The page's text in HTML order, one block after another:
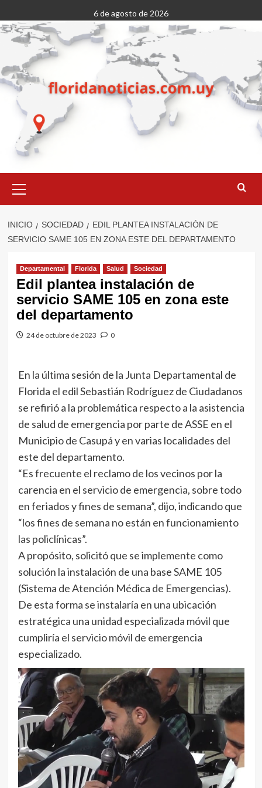
al
contenido
6 de agosto de 2026
primario
INICIO SOCIEDAD
EDIL PLANTEA INSTALACIÓN DE
SERVICIO SAME 105 EN ZONA ESTE DEL DEPARTAMENTO
Departamental Florida Salud Sociedad
Edil plantea instalación de
servicio SAME 105 en zona este
del departamento
24 de octubre de 2023 0
En la última sesión de la Junta Departamental de
Florida el edil Sebastián Rodríguez de Ciudadanos
se refirió a la problemática respecto a la asistencia
de salud de emergencia por parte de ASSE en el
Municipio de Casupá y en varias localidades del
este del departamento.
“Es frecuente el reclamo de los vecinos por la
carencia en el servicio de emergencia, sobre todo
en feriados y fines de semana”, dijo, indicando que
“los fines de semana no están en funcionamiento
las policlínicas”.
A propósito, solicitó que se implemente como
solución la instalación de una base SAME 105
(Sistema de Atención Médica de Emergencias).
De esta forma se instalaría en una ubicación
estratégica una unidad especializada móvil que
cumpliría el servicio móvil de emergencia
especializado.